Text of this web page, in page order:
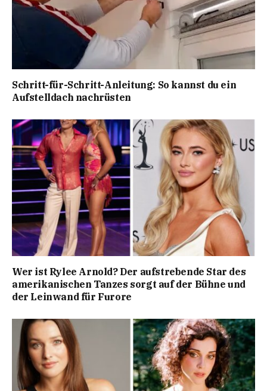
Schritt-für-Schritt-Anleitung: So kannst du ein
Aufstelldach nachrüsten
Wer ist Rylee Arnold? Der aufstrebende Star des
amerikanischen Tanzes sorgt auf der Bühne und
der Leinwand für Furore